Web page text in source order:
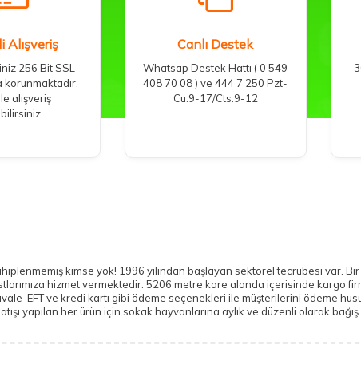
Alışveriş
256 Bit SSL
korunmaktadır.
alışveriş
Canlı Destek
Whatsap Destek Hattı ( 0 549
408 70 08 ) ve 444 7 250 Pzt-
Cu:9-17/Cts:9-12
kimse yok! 1996 yılından başlayan sektörel tecrübesi var.
hizmet vermektedir. 5206 metre kare alanda içerisinde kargo
EFT ve kredi kartı gibi ödeme seçenekleri ile müşterilerini ödeme
yapılan her ürün için sokak hayvanlarına aylık ve düzenli olarak